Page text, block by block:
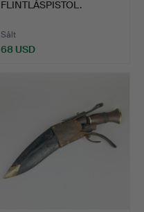
FLINTLÅSPISTOL.
Sålt
68 USD